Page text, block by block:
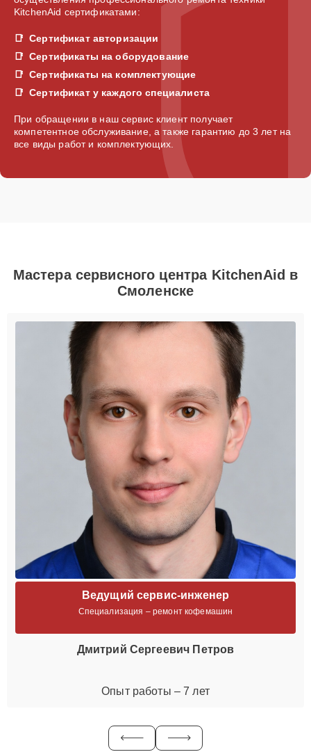
KitchenAid сертификатами:
Сертификат авторизации
Сертификаты на оборудование
Сертификаты на комплектующие
Сертификат у каждого специалиста
При обращении в наш сервис клиент получает
компетентное обслуживание, а также гарантию до 3 лет на
все виды работ и комплектующих.
Мастера сервисного центра KitchenAid в
Смоленске
Ведущий сервис-инженер
Специализация – ремонт кофемашин
Дмитрий Сергеевич Петров
Опыт работы – 7 лет